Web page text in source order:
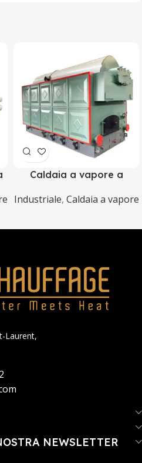
Caldaia a vapore a
Industriale, Caldaia a vapore
Laurent,
NEWSLETTER